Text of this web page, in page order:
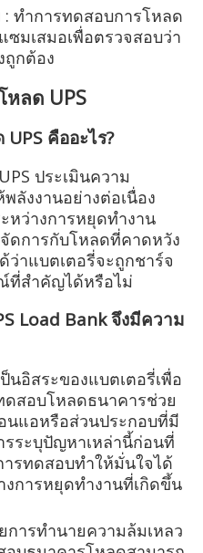
: ทำการทดสอบการโหลด
มเสมอเพื่อตรวจสอบว่า
ถูกต้อง
ลด UPS
คืออะไร?
ประเมินความ
ลังงานอย่างต่อเนื่อง
หว่างการหยุดทำงาน
ดการกับโหลดที่คาดหวัง
าแบตเตอรี่จะถูกชาร์จ
ที่สำคัญได้หรือไม่
Load Bank จึงมีความ
นอิสระของแบตเตอรี่เพื่อ
ดสอบโหลดธนาคารช่วย
นแอหรือส่วนประกอบที่มี
ระบุปัญหาเหล่านี้ก่อนที่
ารทดสอบทำให้มั่นใจได้
งการหยุดทำงานที่เกิดขึ้น
การทำนายความล้มเหลว